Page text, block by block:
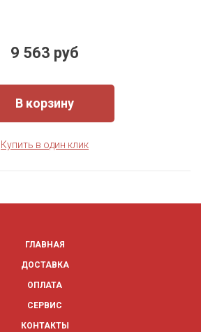
9 563 руб
В корзину
Купить в один клик
ГЛАВНАЯ
ДОСТАВКА
ОПЛАТА
СЕРВИС
КОНТАКТЫ